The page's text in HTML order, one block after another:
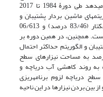
بررسی تغییرات آب دریاچه نشان می‎دهد طی دورۀ 1984 تا 2017
ماشین بردار پشتیبان و
حداکثر احتمال به‌ترتیب 46/738 هکتار (83/46 درصد) و 06/613
است. همچنین، در همین دوره بر
و الگوریتم حداکثر احتمال
35/47 درصد و 22/36 درصد به مساحت نیزارهای سطح
به روند کاهشی آب دریاچه و
دریاچه لزوم برنامه‏ریزی
بردن نیزارها در این ناحیه